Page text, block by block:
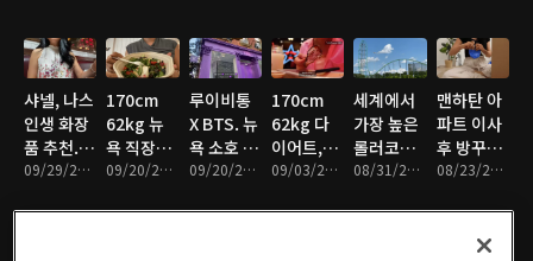
2녀 장점)
곧 100세
할머니댁
방문 대구
브이로그
펑 놀기,
경복궁 나
들이, 숙대
돈까스 맛
집 오제제,
서촌 칸다
소바
는 서울브
이로그
(Feat. 여
의도 투룸
집들이, 3
년 만의 한
국 방문,
이언킹 뮤
지컬 4만
원에 보는
꿀팁+깜짝
발표
비치, 마이
애미맛집
집 추천
샤넬, 나스
인생 화장
품 추천.
뉴욕 최애
집, 젤라
09/29/2021 • 11분
170cm
62kg 뉴
욕 직장인
의 단골 점
천!(ft.다
09/20/2021 • 11분
루이비통
X BTS. 뉴
욕 소호 루
이비통 팝
09/20/2021 • 7분
170cm
62kg 다
이어트,
+4kg 요
키, 냉면,
09/03/2021 • 11분
세계에서
가장 높은
롤러코스
터 킹다카
뉴저지 식
08/31/2021 • 8분
맨하탄 아
파트 이사
후 방꾸미
기, 무조건
이케아 인
테리어 생
08/23/2021 • 12분